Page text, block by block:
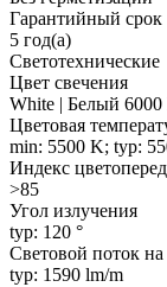
Гарантийный срок
5 год(а)
Светотехнические
Цвет свечения
White | Белый 6000
Цветовая
min: 5500 K; typ:
Индекс
>85
Угол излучения
typ: 120 °
Световой поток
typ: 1590 lm/m